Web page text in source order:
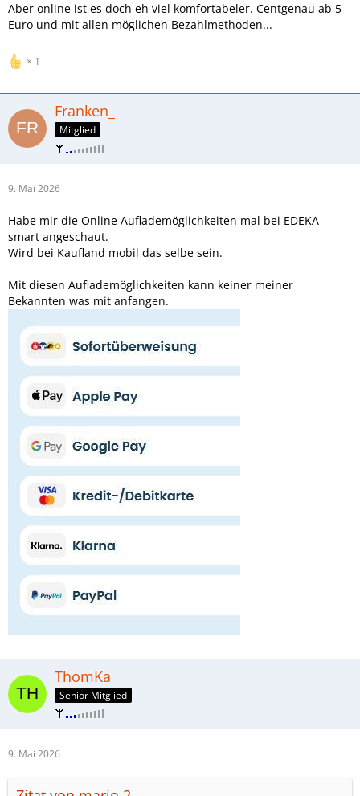
Aber online ist es doch eh viel komfortabeler. Centgenau ab 5
Euro und mit allen möglichen Bezahlmethoden...
1
Franken_
Mitglied
9. Mai 2026
Habe mir die Online Auflademöglichkeiten mal bei EDEKA
smart angeschaut.
Wird bei Kaufland mobil das selbe sein.
Mit diesen Auflademöglichkeiten kann keiner meiner
Bekannten was mit anfangen.
ThomKa
Senior Mitglied
9. Mai 2026